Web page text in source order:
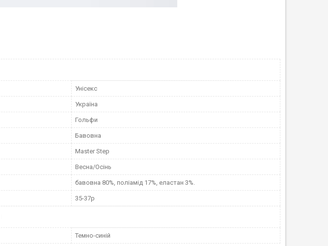
Унісекс
Україна
Гольфи
Бавовна
Master Step
Весна/Осінь
бавовна 80%, поліамід 17%, еластан 3%.
35-37р
Темно-синій